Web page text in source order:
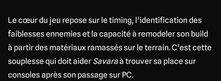
Le cœur du jeu repose sur le timing, l’identification des
faiblesses ennemies et la capacité à remodeler son build
à partir des matériaux ramassés sur le terrain. C’est cette
souplesse qui doit aider Savaraà trouver sa place sur
consoles après son passage sur PC.